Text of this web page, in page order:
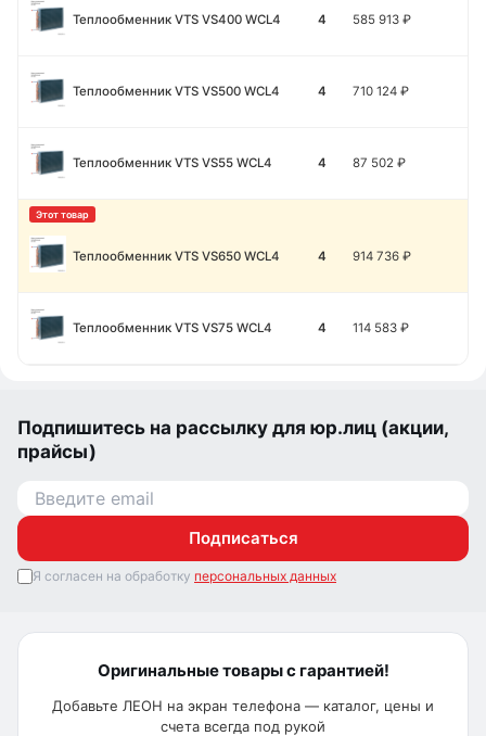
Теплообменник VTS VS400 WCL4 4 585 913 ₽
Теплообменник VTS VS500 WCL4 4 710 124 ₽
Теплообменник VTS VS55 WCL4 4 87 502 ₽
Теплообменник VTS VS650 WCL4 4 914 736 ₽
Теплообменник VTS VS75 WCL4 4 114 583 ₽
Подпишитесь на рассылку для юр.лиц (акции,
прайсы)
Подписаться
Я согласен на обработку персональных данных
Оригинальные товары с гарантией!
Добавьте ЛЕОН на экран телефона — каталог, цены и
счета всегда под рукой